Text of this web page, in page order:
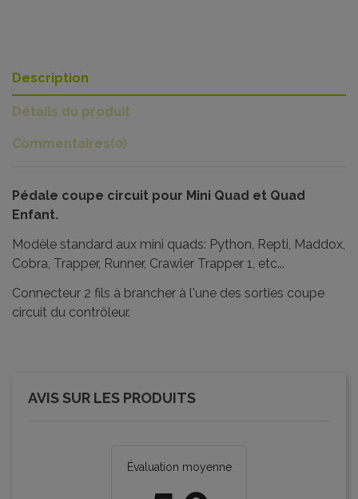
Description
Détails du produit
Commentaires(0)
Pédale coupe circuit pour Mini Quad et Quad
Enfant.
Modèle standard aux mini quads: Python, Repti, Maddox,
Cobra, Trapper, Runner, Crawler Trapper 1, etc...
Connecteur 2 fils à brancher à l'une des sorties coupe
circuit du contrôleur.
AVIS SUR LES PRODUITS
Évaluation moyenne